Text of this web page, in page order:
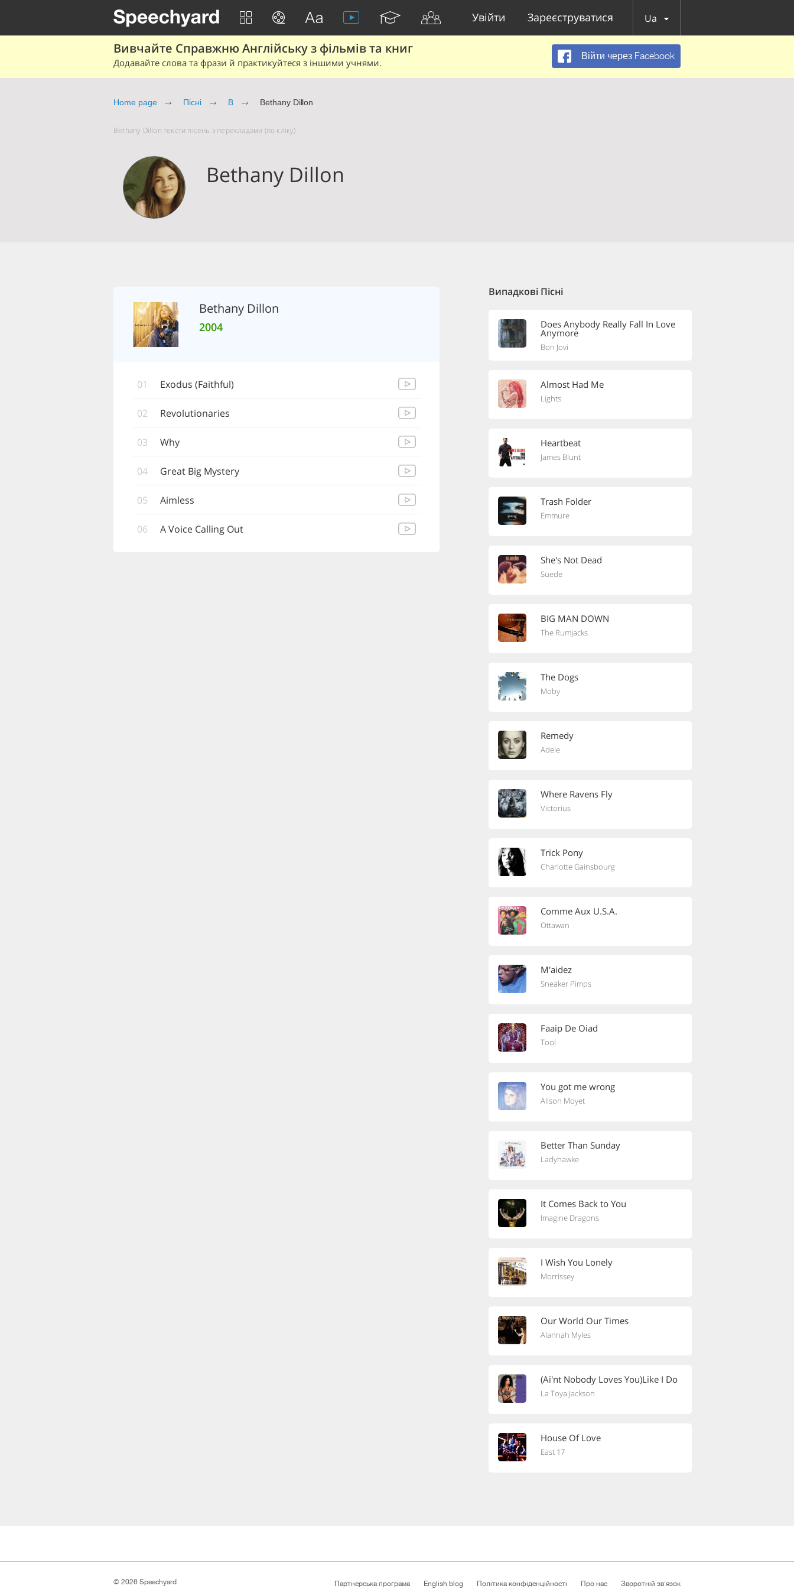
Увійти Зареєструватися Ua
Вивчайте Справжню Англійську з фільмів та книг
Додавайте слова та фрази й практикуйтеся з іншими учнями.
Війти через Facebook
Home page Пісні B Bethany Dillon
Bethany Dillon тексти пісень з перекладами (по кліку)
Bethany Dillon
Bethany Dillon
2004
01 Exodus (Faithful)
02 Revolutionaries
03 Why
04 Great Big Mystery
05 Aimless
06 A Voice Calling Out
Випадкові Пісні
Does Anybody Really Fall In Love
Anymore
Bon Jovi
Almost Had Me
Lights
Heartbeat
James Blunt
Trash Folder
Emmure
She's Not Dead
Suede
BIG MAN DOWN
The Rumjacks
The Dogs
Moby
Remedy
Adele
Where Ravens Fly
Victorius
Trick Pony
Charlotte Gainsbourg
Comme Aux U.S.A.
Ottawan
M'aidez
Sneaker Pimps
Faaip De Oiad
Tool
You got me wrong
Alison Moyet
Better Than Sunday
Ladyhawke
It Comes Back to You
Imagine Dragons
I Wish You Lonely
Morrissey
Our World Our Times
Alannah Myles
(Ai'nt Nobody Loves You)Like I Do
La Toya Jackson
House Of Love
East 17
Партнерська програма English blog Політика конфіденційності Про нас Зворотній зв'язок
© 2026 Speechyard